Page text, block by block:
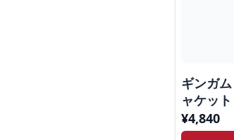
ギンガ
ャケット
¥4,840